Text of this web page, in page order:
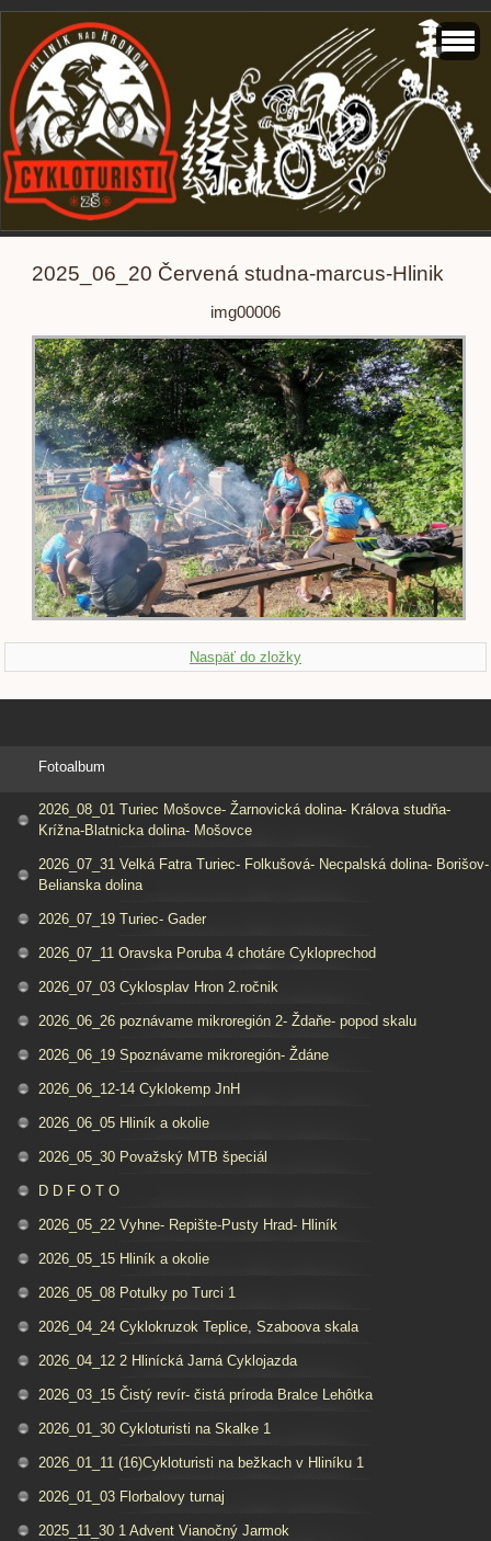
2025_06_20 Červená studna-marcus-Hlinik
img00006
Naspäť do zložky
Fotoalbum
2026_08_01 Turiec Mošovce- Žarnovická dolina- Králova studňa-
Krížna-Blatnicka dolina- Mošovce
2026_07_31 Velká Fatra Turiec- Folkušová- Necpalská dolina- Borišov-
Belianska dolina
2026_07_19 Turiec- Gader
2026_07_11 Oravska Poruba 4 chotáre Cykloprechod
2026_07_03 Cyklosplav Hron 2.ročnik
2026_06_26 poznávame mikroregión 2- Ždaňe- popod skalu
2026_06_19 Spoznávame mikroregión- Ždáne
2026_06_12-14 Cyklokemp JnH
2026_06_05 Hliník a okolie
2026_05_30 Považský MTB špeciál
D D F O T O
2026_05_22 Vyhne- Repište-Pusty Hrad- Hliník
2026_05_15 Hliník a okolie
2026_05_08 Potulky po Turci 1
2026_04_24 Cyklokruzok Teplice, Szaboova skala
2026_04_12 2 Hlinícká Jarná Cyklojazda
2026_03_15 Čistý revír- čistá príroda Bralce Lehôtka
2026_01_30 Cykloturisti na Skalke 1
2026_01_11 (16)Cykloturisti na bežkach v Hliníku 1
2026_01_03 Florbalovy turnaj
2025_11_30 1 Advent Vianočný Jarmok